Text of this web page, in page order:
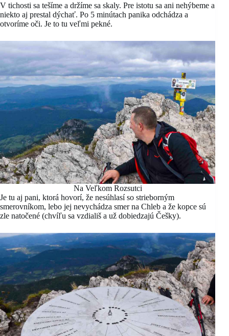
V tichosti sa tešíme a držíme sa skaly. Pre istotu sa ani nehýbeme a
niekto aj prestal dýchať. Po 5 minútach panika odchádza a
otvoríme oči. Je to tu veľmi pekné.
Na Veľkom Rozsutci
Je tu aj pani, ktorá hovorí, že nesúhlasí so strieborným
smerovníkom, lebo jej nevychádza smer na Chleb a že kopce sú
zle natočené (chvíľu sa vzdiališ a už dobiedzajú Češky).